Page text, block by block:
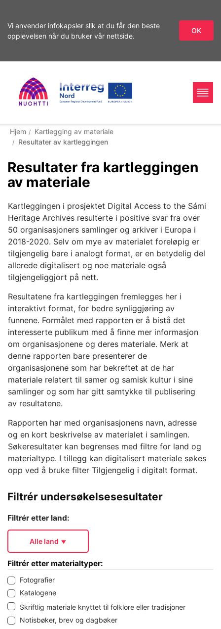
Vi anvender infokapsler slik at du får den beste
opplevelsen når du bruker vår nettside.
OK
innhold
Home Interreg
Søk
Hjem
Kartlegging av materiale
Resultater av kartleggingen
Resultater fra kartleggingen
av materiale
Kartleggingen i prosjektet Digital Access to the Sámi
Heritage Archives resulterte i positive svar fra over
50 organisasjoners samlinger og arkiver i Europa i
2018-2020. Selv om mye av materialet foreløpig er
tilgjengelig bare i analogt format, er en betydelig del
allerede digitalisert og noe materiale også
tilgjengeliggjort på nett.
Resultatene fra kartleggingen fremlegges her i
interaktivt format, for bedre synliggjøring av
funnene. Formålet med rapporten er å bistå det
interesserte publikum med å finne mer informasjon
om organisasjonene og deres materiale. Merk at
denne rapporten bare presenterer de
organisasjonene som har bekreftet at de har
materiale relatert til samer og samisk kultur i sine
samlinger og som har gitt samtykke til publisering
av resultatene.
Rapporten har med organisasjonens navn, adresse
og en kort beskrivelse av materialet i samlingen.
Søkeresultater kan begrenses med filtre for land og
materialtype. I tillegg kan digitalisert materiale søkes
opp ved å bruke filter Tilgjengelig i digitalt format.
Filtrér undersøkelsesesultater
Filtrér etter land:
Alle land
Filtrér etter materialtyper:
Fotografier
Katalogene
Skriftlig materiale knyttet til folklore eller tradisjoner
Notisbøker, brev og dagbøker